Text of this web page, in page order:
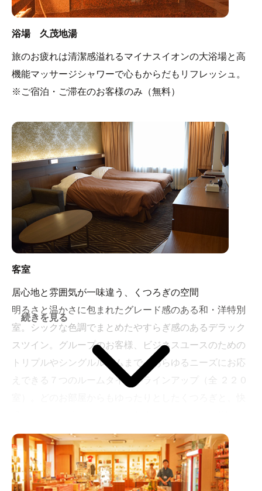
浴場 久茂地湯
旅のお疲れは清潔感溢れるマイナスイオンの大浴場と高
機能マッサージシャワーで心もからだもリフレッシュ。
※ご宿泊・ご滞在のお客様のみ（無料）
客室
居心地と雰囲気が一味違う、くつろぎの空間
明るさと温かさに包まれたグレード感のある和・洋特別
室。シックな色調でまとめたやすらぎ感のあるデラック
スツイン。グループのお客様、ビジネスユースのための
トリプルやシングルルームまで、あらゆるニーズにお応
えできる７つのルームタイプがラインアップ（全 ２２０
インターネット接続に対応しております。
続きを見る